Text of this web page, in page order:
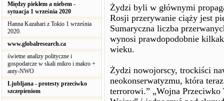
Między piekłem a niebem -
sytuacja 1 września 2020
Hanna Kazahari z Tokio 1 września
2020.
www.globalresearch.ca
świetne analizy polityczne i
gospodarcze w skali mikro i makro +
anty-NWO
Ljubljana - protesty przeciwko
szczepieniom
Żydzi byli w głównymi
Rosji przerywanie ciąży jest
Sumaryczna liczba
wynosi prawdopodobnie
wieku.
Żydzi nowojorscy, trockiści
neokonserwatyzmu, która
terrorowi.” „Wojna Przeciwko